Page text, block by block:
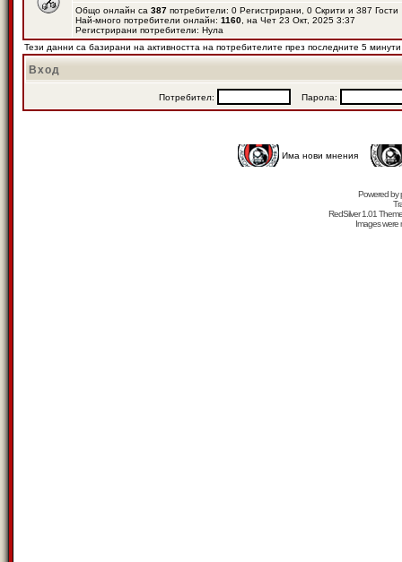
Общо онлайн са 387 потребители: 0 Регистрирани, 0 Скрити и 387
Най-много потребители онлайн: 1160 , на Чет 23 Окт, 2025 3:37
Регистрирани потребители: Нула
Тези данни са базирани на активността на потребителите през последните 5 минути
Вход
Потребител: Парола:
Има нови мнения
Powered by
RedSilver 1.01
Images were